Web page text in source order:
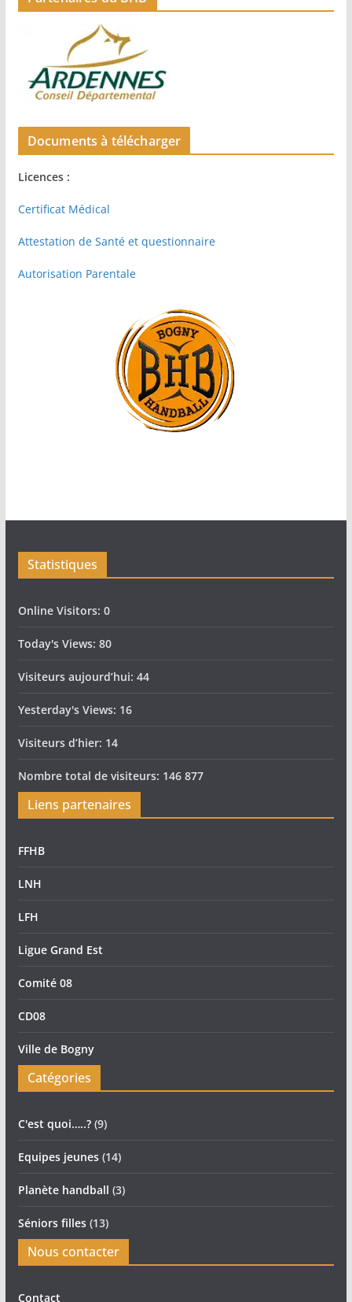
Documents à télécharger
Licences :
Certificat Médical
Attestation de Santé et questionnaire
Autorisation Parentale
Statistiques
Online Visitors: 0
Today's Views: 80
Visiteurs aujourd’hui: 44
Yesterday's Views: 16
Visiteurs d’hier: 14
Nombre total de visiteurs: 146 877
Liens partenaires
FFHB
LNH
LFH
Ligue Grand Est
Comité 08
CD08
Ville de Bogny
Catégories
C'est quoi…..?(9)
Equipes jeunes(14)
Planète handball (3)
Séniors filles(13)
Nous contacter
Contact